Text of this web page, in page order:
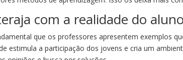
com a realidade do aluno
que os professores apresentem exemplos
estimula a participação dos jovens e cria um